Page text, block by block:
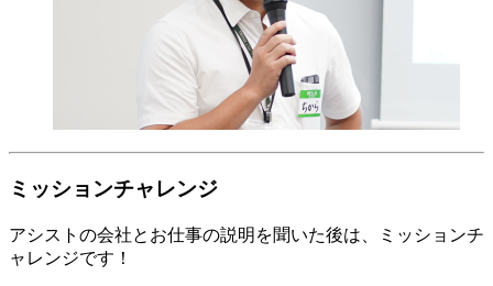
ミッションチャレンジ
アシストの会社とお仕事の説明を聞いた後は、ミッションチ
ャレンジです！